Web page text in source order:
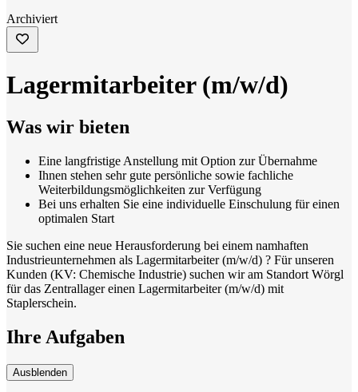
Archiviert
Lagermitarbeiter (m/w/d)
Was wir bieten
Eine langfristige Anstellung mit Option zur Übernahme
Ihnen stehen sehr gute persönliche sowie fachliche
Weiterbildungsmöglichkeiten zur Verfügung
Bei uns erhalten Sie eine individuelle Einschulung für einen
optimalen Start
Sie suchen eine neue Herausforderung bei einem namhaften
Industrieunternehmen als Lagermitarbeiter (m/w/d) ? Für unseren
Kunden (KV: Chemische Industrie) suchen wir am Standort Wörgl
für das Zentrallager einen Lagermitarbeiter (m/w/d) mit
Staplerschein.
Ihre Aufgaben
Ausblenden